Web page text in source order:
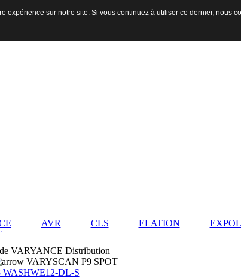
AVR CLS ELATION
VARYSCAN P9 SPOT
WASHWE12-DL-S
expérience sur notre site. Si vous continuez à utiliser ce dernier, nous